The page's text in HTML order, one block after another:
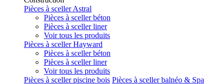
Pièces à sceller Astral
Pièces à sceller béton
Pièces à sceller liner
Voir tous les produits
Pièces à sceller Hayward
Pièces à sceller béton
Pièces à sceller liner
Voir tous les produits
Pièces à sceller piscine bois Pièces à sceller balnéo & Spa